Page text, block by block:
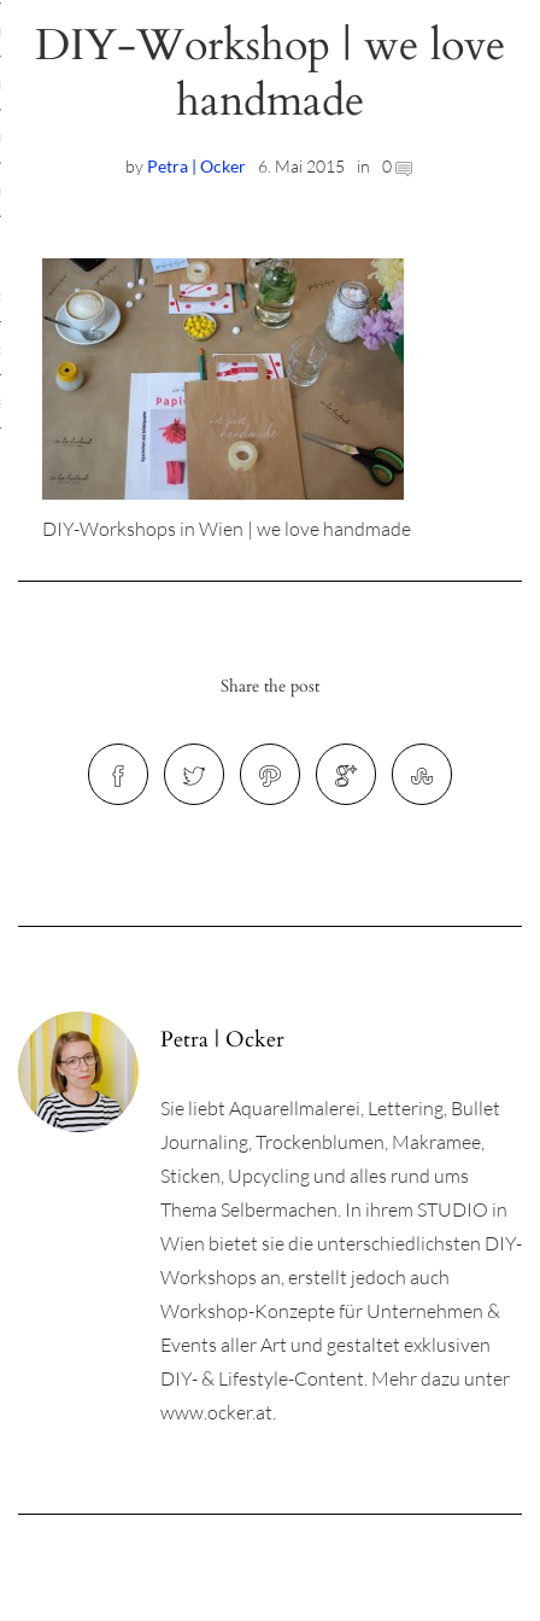
Workshops
Location
Workshops
DIY-Workshop | we love
handmade
by Petra | Ocker 6. Mai 2015 in 0
DIY-Workshops in Wien | we love handmade
Share the post
Petra | Ocker
Sie liebt Aquarellmalerei, Lettering, Bullet
Journaling, Trockenblumen, Makramee,
Sticken, Upcycling und alles rund ums
Thema Selbermachen. In ihrem STUDIO in
Wien bietet sie die unterschiedlichsten DIY-
Workshops an, erstellt jedoch auch
Workshop-Konzepte für Unternehmen &
Events aller Art und gestaltet exklusiven
DIY- & Lifestyle-Content. Mehr dazu unter
www.ocker.at.